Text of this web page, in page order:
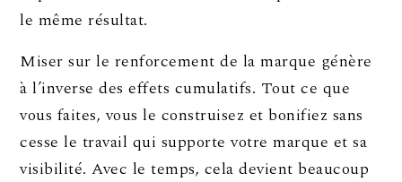
le même résultat.
Miser sur le renforcement de la marque génère
à l’inverse des effets cumulatifs. Tout ce que
vous faites, vous le construisez et bonifiez sans
cesse le travail qui supporte votre marque et sa
visibilité. Avec le temps, cela devient beaucoup